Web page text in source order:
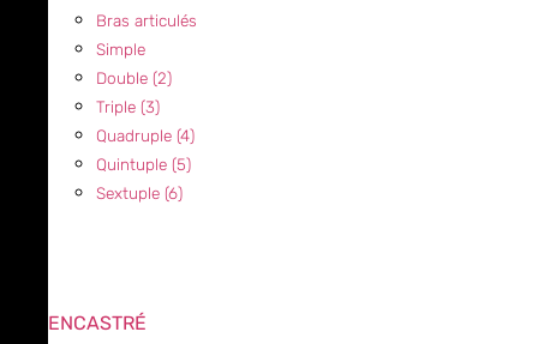
Bras articulés
Simple
Double (2)
Triple (3)
Quadruple (4)
Quintuple (5)
Sextuple (6)
ENCASTRÉ